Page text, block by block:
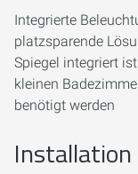
Integrierte
platzsparende
Spiegel integriert
kleinen
benötigt werden
Installation